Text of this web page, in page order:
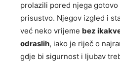
prolazili pored njega
prisustvo. Njegov izgled i
već neko vrijeme bez
odraslih, iako je riječ o
gdje bi sigurnost i ljubav